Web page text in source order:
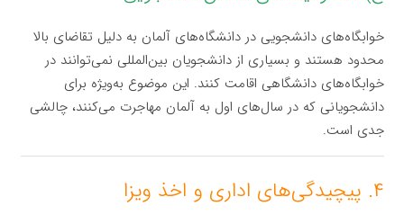
خوابگاه‌های دانشجویی در دانشگاه‌های آلمان به دلیل تقاضای بالا
محدود هستند و بسیاری از دانشجویان بین‌المللی نمی‌توانند در
خوابگاه‌های دانشگاهی اقامت کنند. این موضوع به‌ویژه برای
دانشجویانی که در سال‌های اول به آلمان مهاجرت می‌کنند، چالشی
جدی است.
۴. پیچیدگی‌های اداری و اخذ ویزا